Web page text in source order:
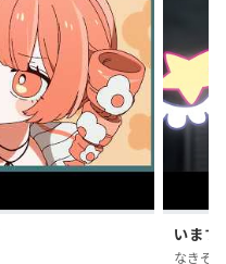
いま
なきそ